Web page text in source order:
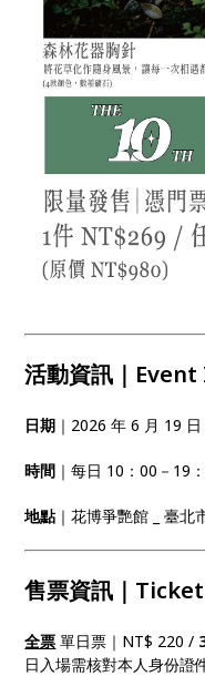
活動資訊｜
日期 ｜2026 年 6 月 19
時間 ｜每日 10：00－19
地點｜花博爭艷館 _ 臺北
售票資訊｜
全票 單日票｜NT$ 220 /
日入場需核對本人身份證件